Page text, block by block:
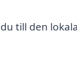
till den lokala